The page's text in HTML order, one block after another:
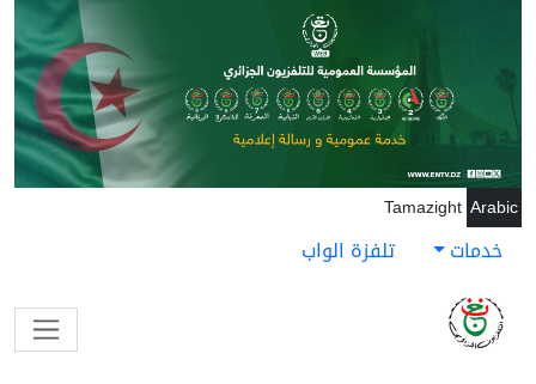
تجاوز إلى المحتوى الرئيسي
Arabic
Tamazight
خدمات تلفزة الواب